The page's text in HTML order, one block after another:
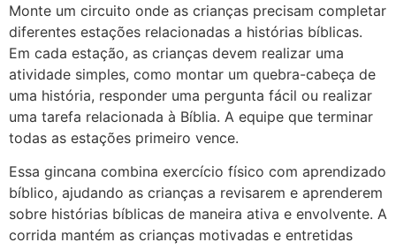
Monte um circuito onde as crianças precisam completar
diferentes estações relacionadas a histórias bíblicas.
Em cada estação, as crianças devem realizar uma
atividade simples, como montar um quebra-cabeça de
uma história, responder uma pergunta fácil ou realizar
uma tarefa relacionada à Bíblia. A equipe que terminar
todas as estações primeiro vence.
Essa gincana combina exercício físico com aprendizado
bíblico, ajudando as crianças a revisarem e aprenderem
sobre histórias bíblicas de maneira ativa e envolvente. A
corrida mantém as crianças motivadas e entretidas